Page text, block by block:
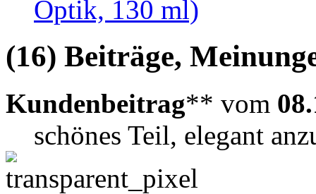
Optik, 130 ml)
(16) Beiträge,
Kundenbeitrag** vom
schönes Teil, elegant